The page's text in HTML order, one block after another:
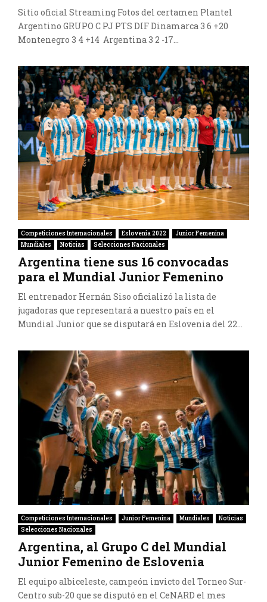
Sitio oficial Streaming Fotos del certamen Plantel
Argentino GRUPO C PJ PTS DIF Dinamarca 3 6 +20
Montenegro 3 4 +14 Argentina 3 2 -17...
Competiciones Internacionales Eslovenia 2022
Junior Femenina
Mundiales
Noticias Selecciones Nacionales
Argentina tiene sus 16 convocadas
para el Mundial Junior Femenino
El entrenador Hernán Siso oficializó la lista de
jugadoras que representará a nuestro país en el
Mundial Junior que se disputará en Eslovenia del 22...
Competiciones Internacionales Junior Femenina Mundiales
Noticias
Selecciones Nacionales
Argentina, al Grupo C del Mundial
Junior Femenino de Eslovenia
El equipo albiceleste, campeón invicto del Torneo Sur-
Centro sub-20 que se disputó en el CeNARD el mes